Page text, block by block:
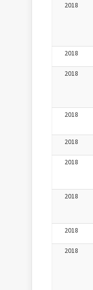
2018
2018
2018
2018
2018
2018
2018
2018
2018